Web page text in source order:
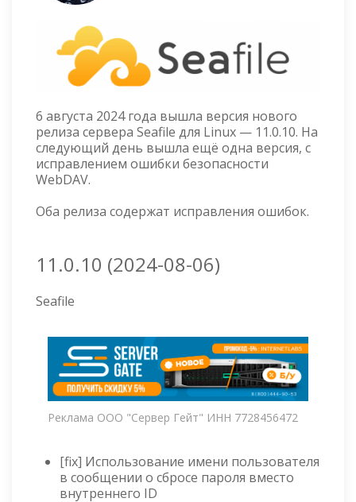
6 августа 2024 года вышла версия нового
релиза сервера Seafile для Linux — 11.0.10. На
следующий день вышла ещё одна версия, с
исправлением ошибки безопасности
WebDAV.
Оба релиза содержат исправления ошибок.
11.0.10 (2024-08-06)
Seafile
Реклама ООО "Сервер Гейт" ИНН 7728456472
[fix] Использование имени пользователя
в сообщении о сбросе пароля вместо
внутреннего ID